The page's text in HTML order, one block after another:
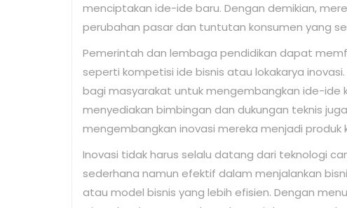
menciptakan ide-ide baru. Dengan demikian,
perubahan pasar dan tuntutan konsumen yang
Pemerintah dan lembaga pendidikan dapat
seperti kompetisi ide bisnis atau lokakarya
bagi masyarakat untuk mengembangkan ide-ide
menyediakan bimbingan dan dukungan teknis
mengembangkan inovasi mereka menjadi produk
Inovasi tidak harus selalu datang dari teknologi
sederhana namun efektif dalam menjalankan
atau model bisnis yang lebih efisien. Dengan